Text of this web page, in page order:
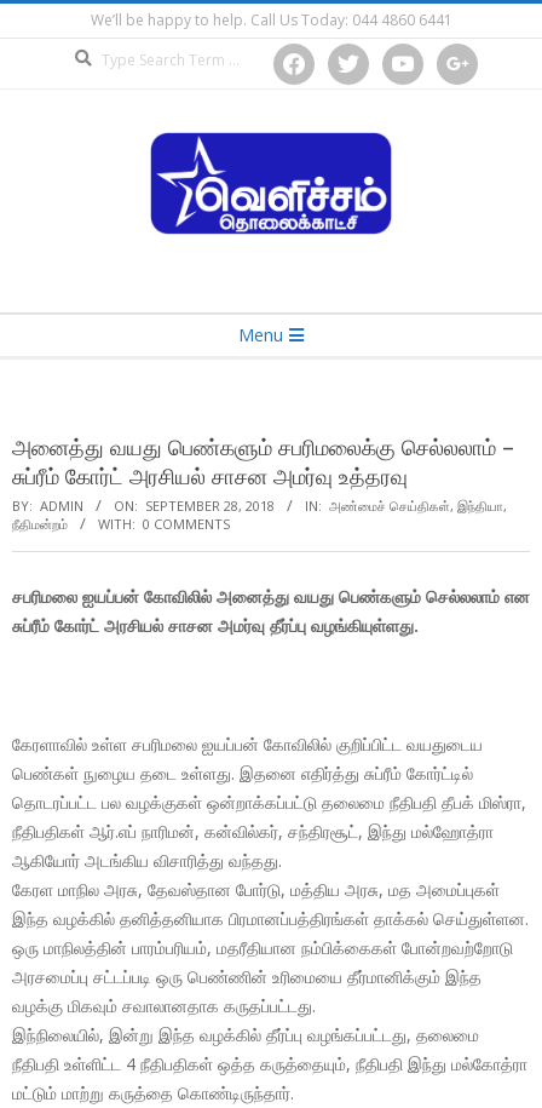
to
We’ll be happy to help. Call Us Today: 044 4860 6441
facebooktwitter youtube google
Menu
அனைத்து வயது பெண்களும் சபரிமலைக்கு செல்லலாம் –
சுப்ரீம் கோர்ட் அரசியல் சாசன அமர்வு உத்தரவு
BY: ADMIN ON: SEPTEMBER 28, 2018 IN: அண்மைச் செய்திகள், இந்தியா,
நீதிமன்றம்
WITH: 0 COMMENTS
சபரிமலை ஐயப்பன் கோவிலில் அனைத்து வயது பெண்களும் செல்லலாம் என
சுப்ரீம் கோர்ட் அரசியல் சாசன அமர்வு தீர்ப்பு வழங்கியுள்ளது.
கேரளாவில் உள்ள சபரிமலை ஐயப்பன் கோவிலில் குறிப்பிட்ட வயதுடைய
பெண்கள் நுழைய தடை உள்ளது. இதனை எதிர்த்து சுப்ரீம் கோர்ட்டில்
தொடரப்பட்ட பல வழக்குகள் ஒன்றாக்கப்பட்டு தலைமை நீதிபதி தீபக் மிஸ்ரா,
நீதிபதிகள் ஆர்.எப் நாரிமன், கன்வில்கர், சந்திரசூட், இந்து மல்ஹோத்ரா
ஆகியோர் அடங்கிய விசாரித்து வந்தது.
கேரள மாநில அரசு, தேவஸ்தான போர்டு, மத்திய அரசு, மத அமைப்புகள்
இந்த வழக்கில் தனித்தனியாக பிரமானப்பத்திரங்கள் தாக்கல் செய்துள்ளன.
ஒரு மாநிலத்தின் பாரம்பரியம், மதரீதியான நம்பிக்கைகள் போன்றவற்றோடு
அரசமைப்பு சட்டப்படி ஒரு பெண்ணின் உரிமையை தீர்மானிக்கும் இந்த
வழக்கு மிகவும் சவாலானதாக கருதப்பட்டது.
இந்நிலையில், இன்று இந்த வழக்கில் தீர்ப்பு வழங்கப்பட்டது, தலைமை
நீதிபதி உள்ளிட்ட 4 நீதிபதிகள் ஒத்த கருத்தையும், நீதிபதி இந்து மல்கோத்ரா
மட்டும் மாற்று கருத்தை கொண்டிருந்தார்.